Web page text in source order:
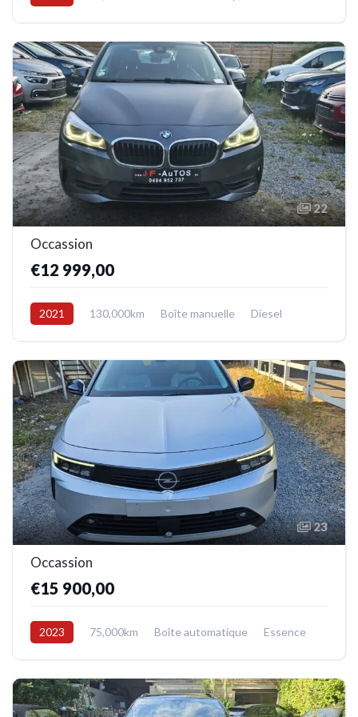
22
Occassion
€12 999,00
2021 130,000km Boîte manuelle
Diesel
23
Occassion
€15 900,00
2023 75,000km Boîte automatique
Essence